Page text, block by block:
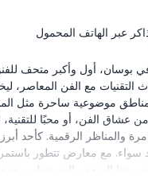
عبر الهاتف المحمول
إلى عالم الابتكار والفن الرقمي في متحف 1 في
التقنيات مع الفن
لمتحف 1 بوسان، ستجوب مناطق موضوعية
الفن، أو محبًا للتقنية،
بالمعارض الغامرة والمناظر
سواء. مع معارض تتطور